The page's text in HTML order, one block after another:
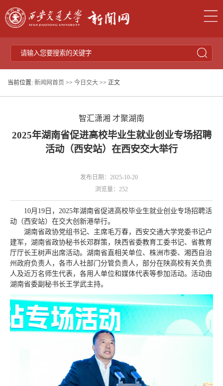
当前位置: 新闻网首页 >> 今日交大 >> 正文
智汇潇湘 才聚湖南
2025年湖南省促进高校毕业生就业创业专场招聘
活动（西安站）在西安交大举行
发布日期：2025-10-20
浏览量： 252
10月19日，2025年湖南省促进高校毕业生就业创业专场招聘活
动（西安站）在交大创新港举行。
湖南省政协党组书记、主席毛万春，西安交通大学党委书记卢
建军，湖南省政协秘书长邓群策，陕西省委教育工委书记、省教育
厅厅长王树声出席活动。湖南省直相关单位、株洲市委、湘西自治
州政府负责人，各市人社部门分管负责人，部分在陕高校有关负责
人及近万名师生代表，各用人单位和媒体代表等参加活动。活动由
湖南省委副秘书长王学武主持。